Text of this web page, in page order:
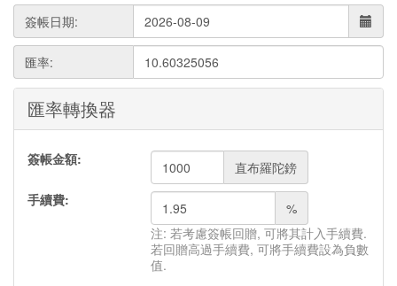
簽帳日期:
匯率: 10.60325056
匯率轉換器
簽帳金額:
直布羅陀鎊
手續費:
%
注: 若考慮簽帳回贈, 可將其計入手續費.
若回贈高過手續費, 可將手續費設為負數
值.